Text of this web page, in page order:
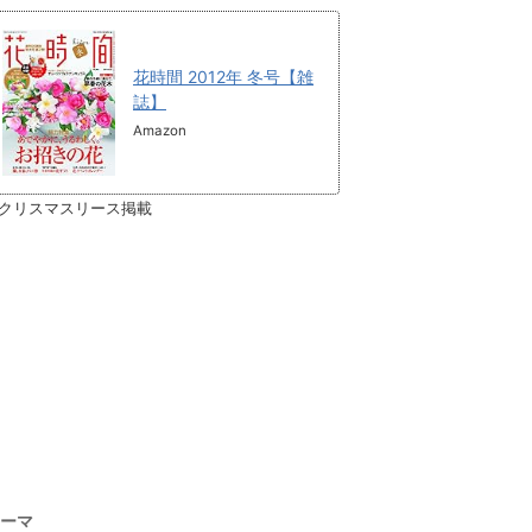
花時間 2012年 冬号【雑
誌】
Amazon
リスマスリース掲載
マ